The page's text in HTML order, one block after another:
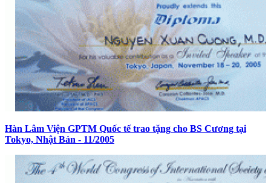
Hàn Lâm Viện GPTM Quốc tế trao tặng cho BS Cương tại
Tokyo, Nhật Bản - 11/2005